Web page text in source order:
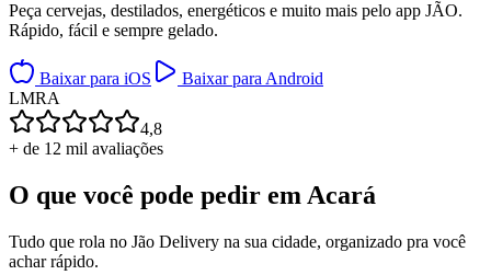
Peça cervejas, destilados, energéticos e muito mais pelo app JÃO.
Rápido, fácil e sempre gelado.
Baixar para iOS
Baixar para Android
LMRA
4,8
+ de 12 mil avaliações
O que você pode pedir emAcará
Tudo que rola no Jão Delivery na sua cidade, organizado pra você
achar rápido.